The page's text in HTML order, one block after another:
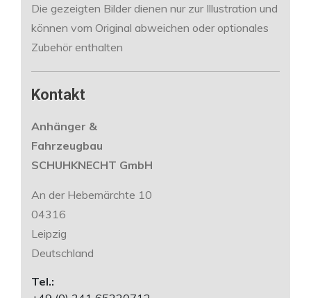
Die gezeigten Bilder dienen nur zur Illustration und
können vom Original abweichen oder optionales
Zubehör enthalten
Kontakt
Anhänger &
Fahrzeugbau
SCHUHKNECHT GmbH
An der Hebemärchte 10
04316
Leipzig
Deutschland
Tel.: